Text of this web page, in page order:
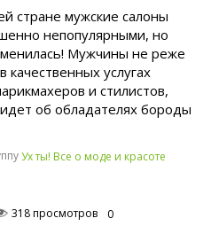
стране мужские салоны
непопулярными, но
Мужчины не реже
услугах
и стилистов,
об обладателях бороды
Ух ты! Все о моде и красоте
318 просмотров 0